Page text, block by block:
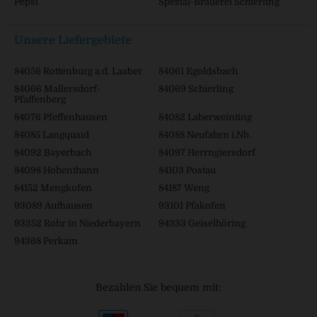
Unsere Liefergebiete
84056 Rottenburg a.d. Laaber
84061 Egoldsbach
84066 Mallersdorf-
Pfaffenberg
84069 Schierling
84076 Pfeffenhausen
84082 Laberweinting
84085 Langquaid
84088 Neufahrn i.Nb.
84092 Bayerbach
84097 Herrngiersdorf
84098 Hohenthann
84103 Postau
84152 Mengkofen
84187 Weng
93089 Aufhausen
93101 Pfakofen
93352 Rohr in Niederbayern
94333 Geiselhöring
94368 Perkam
Bezahlen Sie bequem mit: